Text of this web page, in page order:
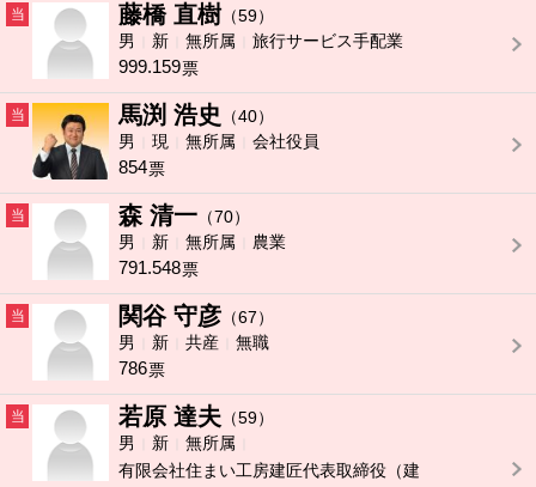
当 藤橋 直樹（59）
男
新 無所属 旅行サービス手配業
999.159票
当 馬渕 浩史
（40）
男
現 無所属 会社役員
854票
当 森 清一 （70）
男
新 無所属 農業
791.548票
当 関谷 守彦 （67）
男
新 共産 無職
786票
当 若原 達夫 （59）
男
新
無所属
有限会社住まい工房建匠代表取締役（建